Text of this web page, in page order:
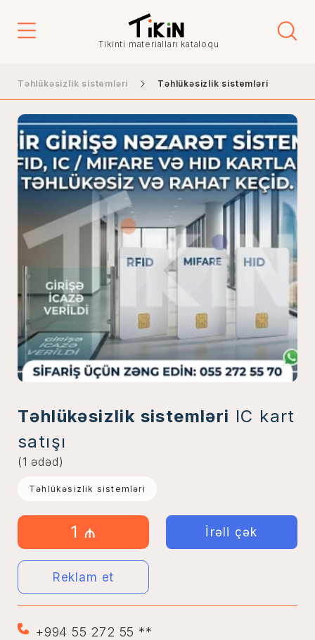
Tikinti materialları kataloqu
Təhlükəsizlik sistemləri Təhlükəsizlik sistemləri
Təhlükəsizlik sistemləri IC kart
satışı
(1 ədəd)
Təhlükəsizlik sistemləri
1 ₼ İrəli çək
Reklam et
+994 55 272 55 **